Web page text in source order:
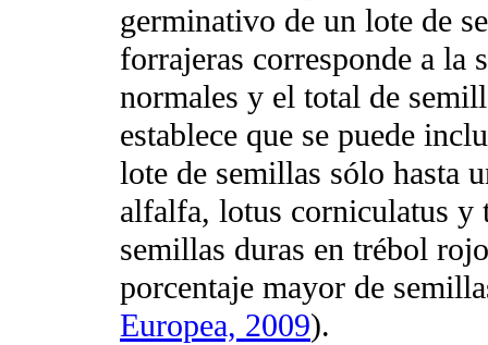
germinativo de un lote de
forrajeras corresponde a la
normales y el total de
establece que se puede
lote de semillas sólo hasta
alfalfa, lotus corniculatus y
semillas duras en trébol
porcentaje mayor de
Europea, 2009).